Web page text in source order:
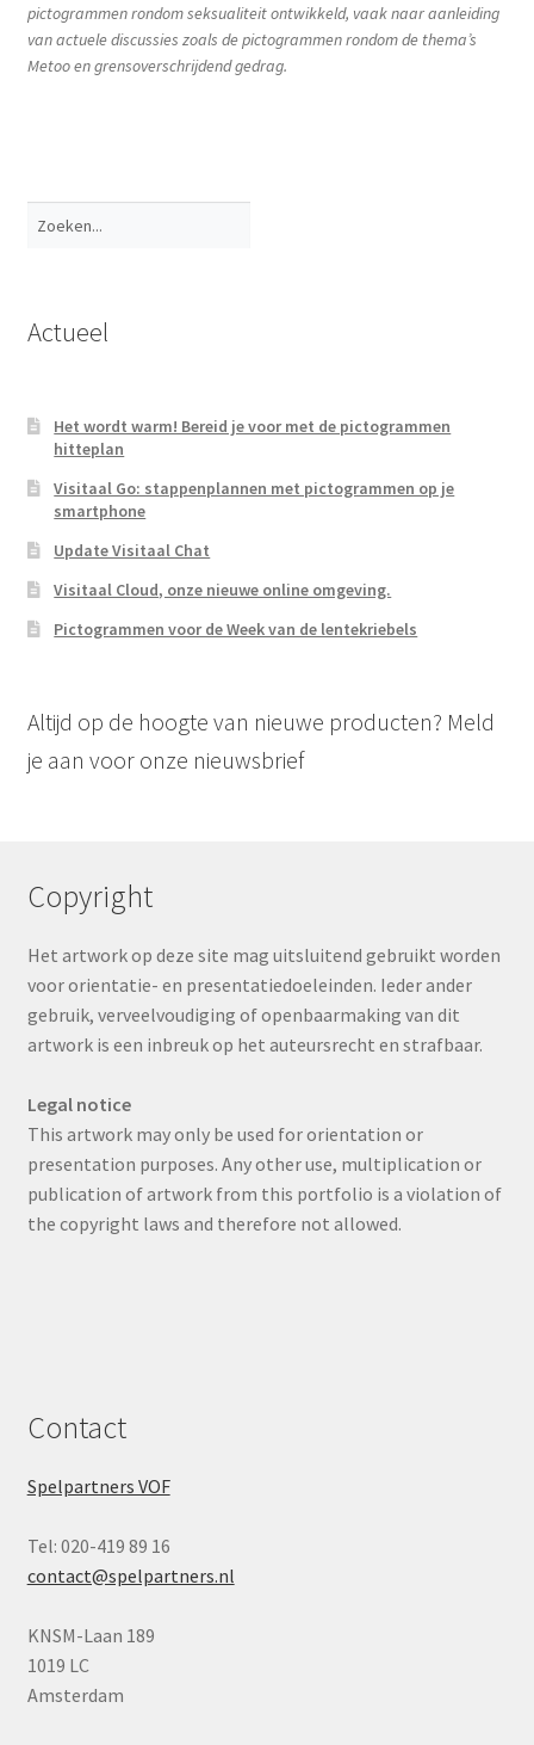
pictogrammen rondom seksualiteit ontwikkeld, vaak naar aanleiding
van actuele discussies zoals de pictogrammen rondom de thema’s
Metoo en grensoverschrijdend gedrag.
Actueel
Het wordt warm! Bereid je voor met de pictogrammen
hitteplan
Visitaal Go: stappenplannen met pictogrammen op je
smartphone
Update Visitaal Chat
Visitaal Cloud, onze nieuwe online omgeving.
Pictogrammen voor de Week van de lentekriebels
Altijd op de hoogte van nieuwe producten? Meld
je aan voor onze nieuwsbrief
Copyright
Het artwork op deze site mag uitsluitend gebruikt worden
voor orientatie- en presentatiedoeleinden. Ieder ander
gebruik, verveelvoudiging of openbaarmaking van dit
artwork is een inbreuk op het auteursrecht en strafbaar.
Legal notice
This artwork may only be used for orientation or
presentation purposes. Any other use, multiplication or
publication of artwork from this portfolio is a violation of
the copyright laws and therefore not allowed.
Contact
Spelpartners VOF
Tel: 020-419 89 16
contact@spelpartners.nl
KNSM-Laan 189
1019 LC
Amsterdam